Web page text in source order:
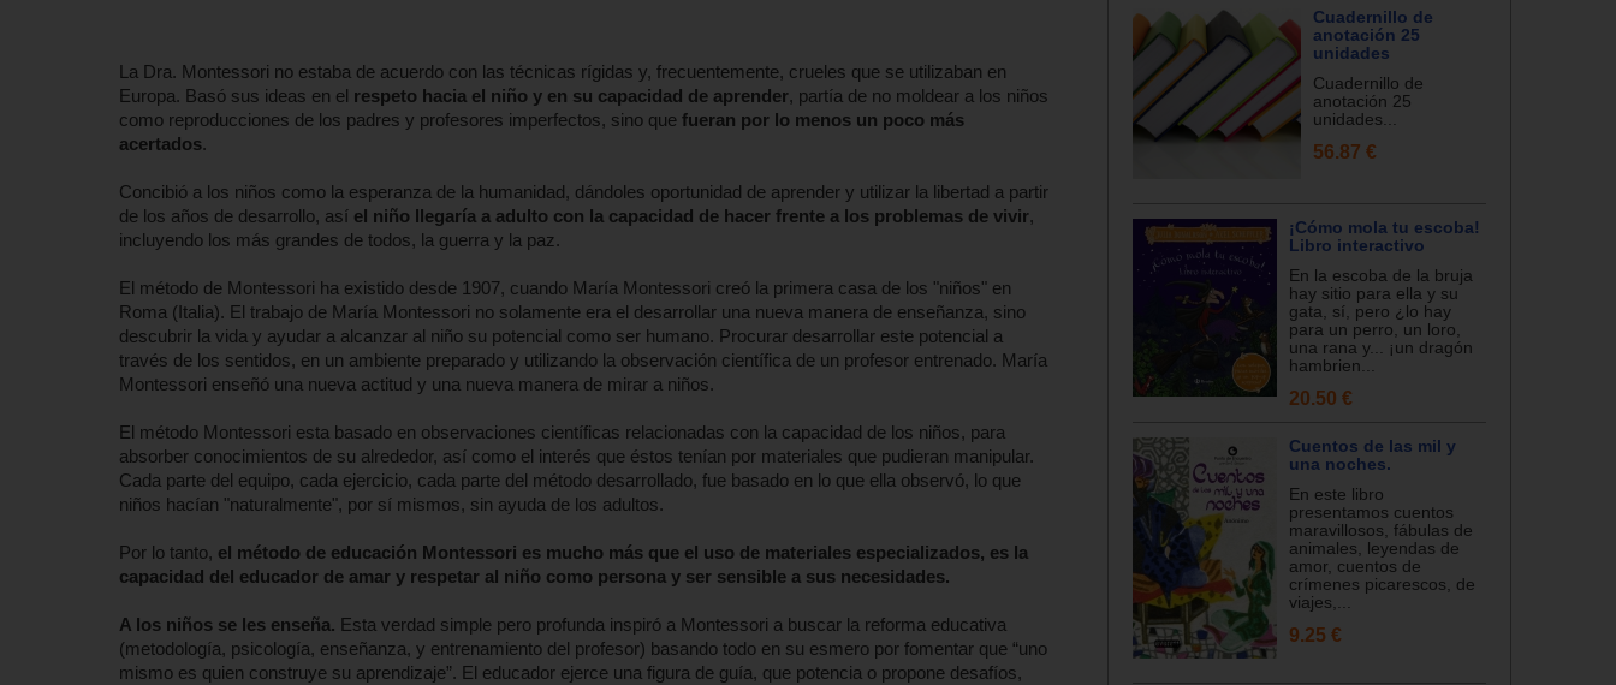
La Dra. Montessori no estaba de acuerdo con las técnicas rígidas y, frecuentemente, crueles que se utilizaban en
Europa. Basó sus ideas en el respeto hacia el niño y en su capacidad de aprender, partía de no moldear a los niños
como reproducciones de los padres y profesores imperfectos, sino que fueran por lo menos un poco más
acertados.
Concibió a los niños como la esperanza de la humanidad, dándoles oportunidad de aprender y utilizar la libertad a partir
de los años de desarrollo, así el niño llegaría a adulto con la capacidad de hacer frente a los problemas de vivir,
incluyendo los más grandes de todos, la guerra y la paz.
El método de Montessori ha existido desde 1907, cuando María Montessori creó la primera casa de los "niños" en
Roma (Italia). El trabajo de María Montessori no solamente era el desarrollar una nueva manera de enseñanza, sino
descubrir la vida y ayudar a alcanzar al niño su potencial como ser humano. Procurar desarrollar este potencial a
través de los sentidos, en un ambiente preparado y utilizando la observación científica de un profesor entrenado. María
Montessori enseñó una nueva actitud y una nueva manera de mirar a niños.
El método Montessori esta basado en observaciones científicas relacionadas con la capacidad de los niños, para
absorber conocimientos de su alrededor, así como el interés que éstos tenían por materiales que pudieran manipular.
Cada parte del equipo, cada ejercicio, cada parte del método desarrollado, fue basado en lo que ella observó, lo que
niños hacían "naturalmente", por sí mismos, sin ayuda de los adultos.
Por lo tanto, el método de educación Montessori es mucho más que el uso de materiales especializados, es la
capacidad del educador de amar y respetar al niño como persona y ser sensible a sus necesidades.
A los niños se les enseña. Esta verdad simple pero profunda inspiró a Montessori a buscar la reforma educativa
(metodología, psicología, enseñanza, y entrenamiento del profesor) basando todo en su esmero por fomentar que “uno
mismo es quien construye su aprendizaje”. El educador ejerce una figura de guía, que potencia o propone desafíos,
Cuadernillo de
anotación 25
unidades
Cuadernillo de
anotación 25
unidades...
56.87 €
¡Cómo mola tu escoba!
Libro interactivo
En la escoba de la bruja
hay sitio para ella y su
gata, sí, pero ¿lo hay
para un perro, un loro,
una rana y... ¡un dragón
hambrien...
20.50 €
Cuentos de las mil y
una noches.
En este libro
presentamos cuentos
maravillosos, fábulas de
animales, leyendas de
amor, cuentos de
crímenes picarescos, de
viajes,...
9.25 €